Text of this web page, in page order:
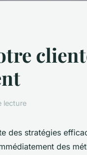
lecture
des stratégies
des